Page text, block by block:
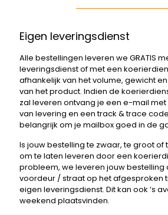
Eigen leveringsdienst
Alle bestellingen leveren we GRATIS
leveringsdienst of met een
afhankelijk van het volume, gewicht
van het product. Indien de
zal leveren ontvang je een e-mail
van levering en een track & trace
belangrijk om je mailbox goed in de
Is jouw bestelling te zwaar, te groot
om te laten leveren door een
probleem, we leveren jouw bestelling
voordeur / straat op het afgesproken
eigen leveringsdienst. Dit kan ook ‘s
weekend plaatsvinden.